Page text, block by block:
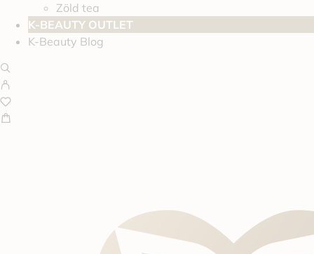
Zöld tea
K-BEAUTY OUTLET
K-Beauty Blog